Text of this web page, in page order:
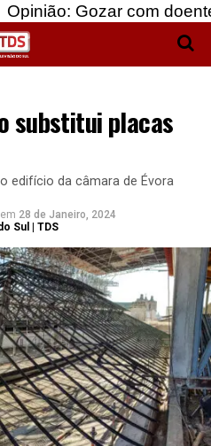
com doentes e
substitui placas
edifício da câmara de Évora
em 28 de Janeiro, 2024
Sul | TDS